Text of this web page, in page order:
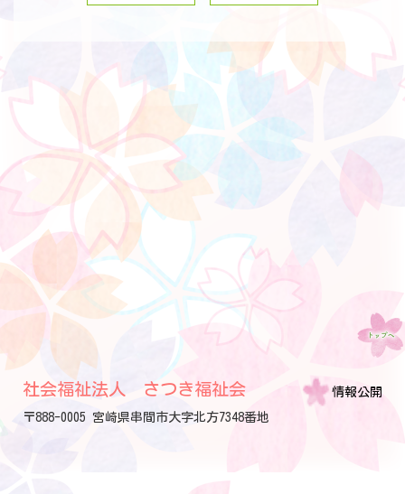
社会福祉法人 さつき福祉会
〒888-0005 宮崎県串間市大字北方7348番地
情報公開